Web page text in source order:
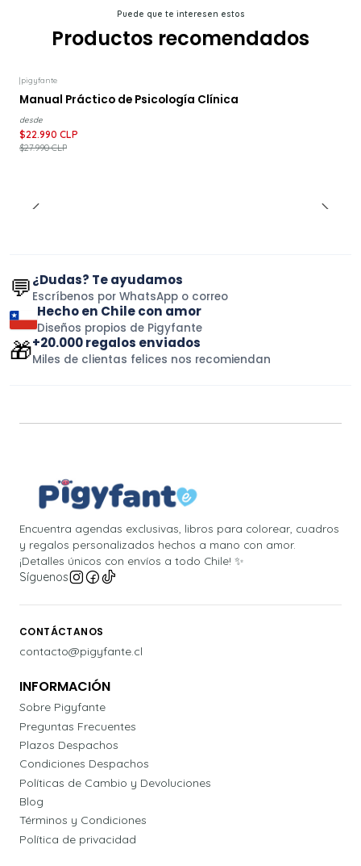
Puede que te interesen estos
Productos recomendados
DESCUENTO
|pigyfante
Manual Práctico de Psicología Clínica
desde
$22.990 CLP
$27.990 CLP
💬¿Dudas? Te ayudamos
Escríbenos por WhatsApp o correo
Hecho en Chile con amor
Diseños propios de Pigyfante
🎁+20.000 regalos enviados
Miles de clientas felices nos recomiendan
Encuentra agendas exclusivas, libros para colorear, cuadros
y regalos personalizados hechos a mano con amor.
¡Detalles únicos con envíos a todo Chile! ✨
Síguenos
CONTÁCTANOS
contacto@pigyfante.cl
INFORMACIÓN
Sobre Pigyfante
Preguntas Frecuentes
Plazos Despachos
Condiciones Despachos
Políticas de Cambio y Devoluciones
Blog
Términos y Condiciones
Política de privacidad